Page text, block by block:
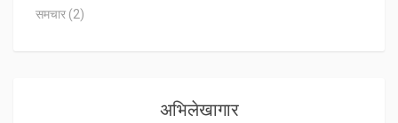
समचार (2)
अभिलेखागार